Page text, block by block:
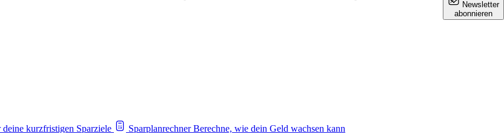
deine kurzfristigen Sparziele SparplanrechnerBerechne, wie dein Geld wachsen kann
Newsletter
abonnieren